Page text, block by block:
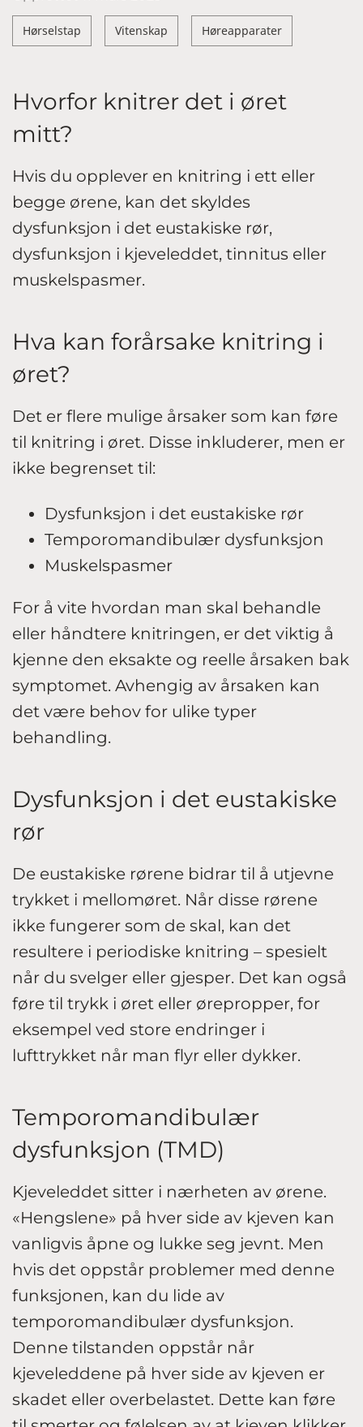
Hørselstap Vitenskap Høreapparater
Hvorfor knitrer det i øret
mitt?
Hvis du opplever en knitring i ett eller
begge ørene, kan det skyldes
dysfunksjon i det eustakiske rør,
dysfunksjon i kjeveleddet, tinnitus eller
muskelspasmer.
Hva kan forårsake knitring i
øret?
Det er flere mulige årsaker som kan føre
til knitring i øret. Disse inkluderer, men er
ikke begrenset til:
Dysfunksjon i det eustakiske rør
Temporomandibulær dysfunksjon
Muskelspasmer
For å vite hvordan man skal behandle
eller håndtere knitringen, er det viktig å
kjenne den eksakte og reelle årsaken bak
symptomet. Avhengig av årsaken kan
det være behov for ulike typer
behandling.
Dysfunksjon i det eustakiske
rør
De eustakiske rørene bidrar til å utjevne
trykket i mellomøret. Når disse rørene
ikke fungerer som de skal, kan det
resultere i periodiske knitring – spesielt
når du svelger eller gjesper. Det kan også
føre til trykk i øret eller ørepropper, for
eksempel ved store endringer i
lufttrykket når man flyr eller dykker.
Temporomandibulær
dysfunksjon (TMD)
Kjeveleddet sitter i nærheten av ørene.
«Hengslene» på hver side av kjeven kan
vanligvis åpne og lukke seg jevnt. Men
hvis det oppstår problemer med denne
funksjonen, kan du lide av
temporomandibulær dysfunksjon.
Denne tilstanden oppstår når
kjeveleddene på hver side av kjeven er
skadet eller overbelastet. Dette kan føre